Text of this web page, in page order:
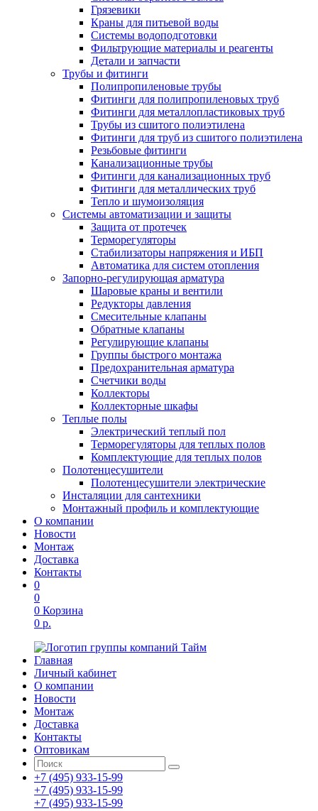
Грязевики
Краны для питьевой воды
Системы водоподготовки
Фильтрующие материалы и реагенты
Детали и запчасти
Трубы и фитинги
Полипропиленовые трубы
Фитинги для полипропиленовых труб
Фитинги для металлопластиковых труб
Трубы из сшитого полиэтилена
Фитинги для труб из сшитого полиэтилена
Резьбовые фитинги
Канализационные трубы
Фитинги для канализационных труб
Фитинги для металлических труб
Тепло и шумоизоляция
Системы автоматизации и защиты
Защита от протечек
Терморегуляторы
Стабилизаторы напряжения и ИБП
Автоматика для систем отопления
Запорно-регулирующая арматура
Шаровые краны и вентили
Редукторы давления
Смесительные клапаны
Обратные клапаны
Регулирующие клапаны
Группы быстрого монтажа
Предохранительная арматура
Счетчики воды
Коллекторы
Коллекторные шкафы
Теплые полы
Электрический теплый пол
Терморегуляторы для теплых полов
Комплектующие для теплых полов
Полотенцесушители
Полотенцесушители электрические
Инсталяции для сантехники
Монтажный профиль и комплектующие
О компании
Новости
Монтаж
Доставка
Контакты
0
0
0 Корзина
0 р.
Главная
Личный кабинет
О компании
Новости
Монтаж
Доставка
Контакты
Оптовикам
+7 (495) 933-15-99
+7 (495) 933-15-99
+7 (495) 933-15-99